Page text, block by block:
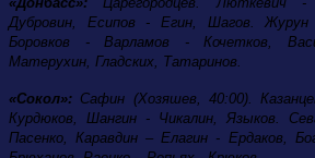
Дубровин, Есипов - Егин, Шагов. Журун
Боровков - Варламов - Кочетков,
Матерухин, Гладских, Татаринов.
«Сокол»: Сафин (Хозяшев, 40:00).
Курдюков, Шангин - Чикалин, Языков.
Пасенко, Каравдин – Елагин - Ердаков,